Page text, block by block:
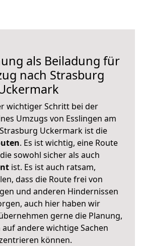
als Beiladung für
nach Strasburg
wichtiger Schritt bei der
Umzugs von Esslingen am
Uckermark ist die
. Es ist wichtig, eine Route
sowohl sicher als auch
ist. Es ist auch ratsam,
dass die Route frei von
und anderen Hindernissen
auch hier haben wir
gerne die Planung,
auf andere wichtige Sachen
können.